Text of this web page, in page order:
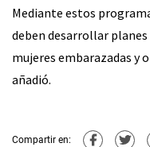
Mediante estos
deben desarrollar planes
mujeres embarazadas y
añadió.
Compartir en: